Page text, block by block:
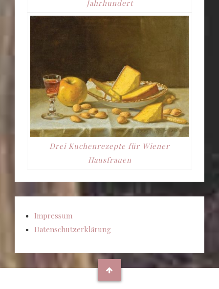
Jahrhundert
Drei Kuchenrezepte für Wiener
Hausfrauen
Impressum
Datenschutzerklärung